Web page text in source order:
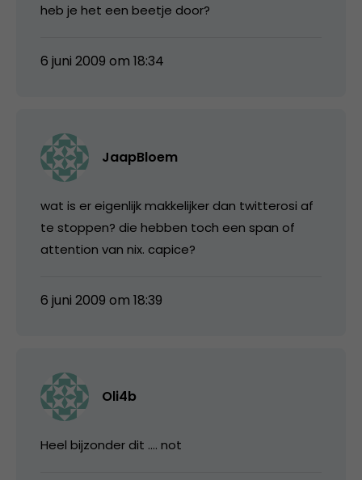
heb je het een beetje door?
6 juni 2009 om 18:34
JaapBloem
wat is er eigenlijk makkelijker dan twitterosi af
te stoppen? die hebben toch een span of
attention van nix. capice?
6 juni 2009 om 18:39
Oli4b
Heel bijzonder dit …. not